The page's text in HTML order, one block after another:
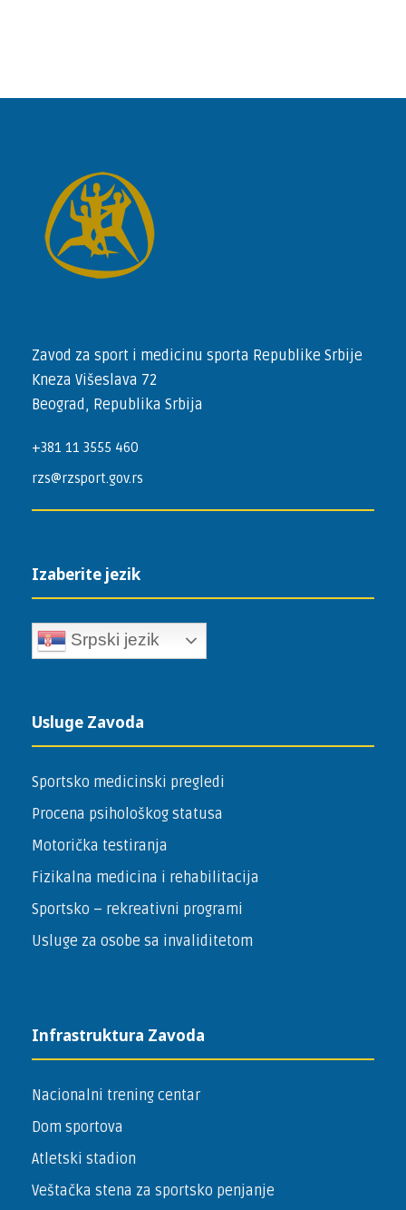
Zavod za sport i medicinu sporta Republike Srbije
Kneza Višeslava 72
Beograd, Republika Srbija
+381 11 3555 460
rzs@rzsport.gov.rs
Izaberite jezik
Srpski jezik
Usluge Zavoda
Sportsko medicinski pregledi
Procena psihološkog statusa
Motorička testiranja
Fizikalna medicina i rehabilitacija
Sportsko – ­rekreativni programi
Usluge za osobe sa invaliditetom
Infrastruktura Zavoda
Nacionalni trening centar
Dom sportova
Atletski stadion
Veštačka stena za sportsko penjanje